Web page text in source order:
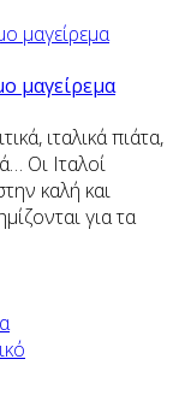
μαγείρεμα
ιταλικά πιάτα,
Οι Ιταλοί
καλή και
για τα